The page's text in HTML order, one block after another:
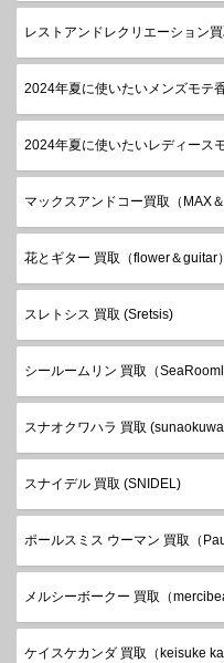
レストアンドレクリエーション
2024年夏に使いたいメンズモテ
2024年夏に使いたいレディース
マックスアンドコー買取（MAX＆
花とギター 買取（flower＆guitar）
スレトシス 買取 (Sretsis)
シールームリン 買取（
スナオクワハラ 買取
スナイデル 買取 (SNIDEL)
ポールスミス ウーマン 買取（
メルシーボークー 買取（
ケイスケカンダ 買取（keisuke